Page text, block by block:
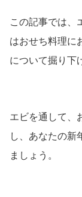
この記事では、
はおせち料理に
について掘り下
エビを通して、
し、あなたの新
ましょう。